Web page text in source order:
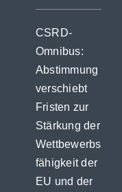
CSRD-
Omnibus:
Abstimmung
verschiebt
Fristen zur
Stärkung der
Wettbewerbs
fähigkeit der
EU und der